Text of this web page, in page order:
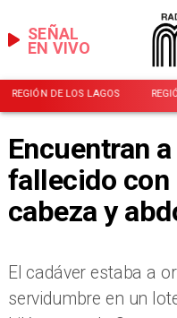
EN VIVO
SEÑAL
REGIÓN DE LOS LAGOS
Encuentran
fallecido con
cabeza y
​El cadáver estaba a
servidumbre en un